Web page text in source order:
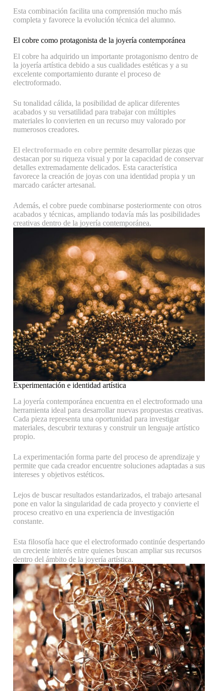
Esta combinación facilita una comprensión mucho más
completa y favorece la evolución técnica del alumno.
El cobre como protagonista de la joyería contemporánea
El cobre ha adquirido un importante protagonismo dentro de
la joyería artística debido a sus cualidades estéticas y a su
excelente comportamiento durante el proceso de
electroformado.
Su tonalidad cálida, la posibilidad de aplicar diferentes
acabados y su versatilidad para trabajar con múltiples
materiales lo convierten en un recurso muy valorado por
numerosos creadores.
El electroformado en cobrepermite desarrollar piezas que
destacan por su riqueza visual y por la capacidad de conservar
detalles extremadamente delicados. Esta característica
favorece la creación de joyas con una identidad propia y un
marcado carácter artesanal.
Además, el cobre puede combinarse posteriormente con otros
acabados y técnicas, ampliando todavía más las posibilidades
creativas dentro de la joyería contemporánea.
Experimentación e identidad artística
La joyería contemporánea encuentra en el electroformado una
herramienta ideal para desarrollar nuevas propuestas creativas.
Cada pieza representa una oportunidad para investigar
materiales, descubrir texturas y construir un lenguaje artístico
propio.
La experimentación forma parte del proceso de aprendizaje y
permite que cada creador encuentre soluciones adaptadas a sus
intereses y objetivos estéticos.
Lejos de buscar resultados estandarizados, el trabajo artesanal
pone en valor la singularidad de cada proyecto y convierte el
proceso creativo en una experiencia de investigación
constante.
Esta filosofía hace que el electroformado continúe despertando
un creciente interés entre quienes buscan ampliar sus recursos
dentro del ámbito de la joyería artística.